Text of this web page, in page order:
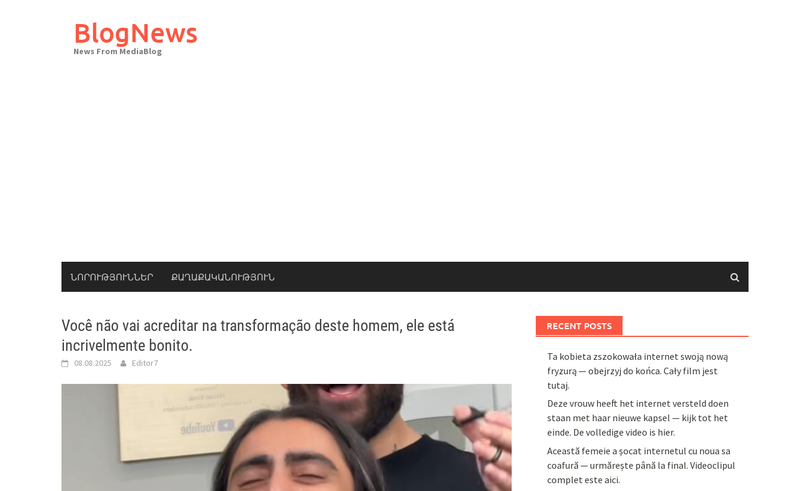
BlogNews
News From MediaBlog
ՆՈՐՈՒԹՅՈՒՆՆԵՐ ՔԱՂԱՔԱԿԱՆՈՒԹՅՈՒՆ
Você não vai acreditar na transformação deste homem, ele está
incrivelmente bonito.
08.08.2025 Editor7
RECENT POSTS
Ta kobieta zszokowała internet swoją nową
fryzurą — obejrzyj do końca. Cały film jest
tutaj.
Deze vrouw heeft het internet versteld doen
staan met haar nieuwe kapsel — kijk tot het
einde. De volledige video is hier.
Această femeie a șocat internetul cu noua sa
coafură — urmărește până la final. Videoclipul
complet este aici.